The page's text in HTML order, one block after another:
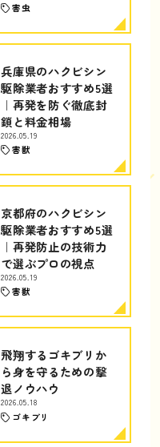
害虫
兵庫県のハクビシン
駆除業者おすすめ5選
｜再発を防ぐ徹底封
鎖と料金相場
2026.05.19
害獣
京都府のハクビシン
駆除業者おすすめ5選
｜再発防止の技術力
で選ぶプロの視点
2026.05.19
害獣
飛翔するゴキブリか
ら身を守るための撃
退ノウハウ
2026.05.18
ゴキブリ